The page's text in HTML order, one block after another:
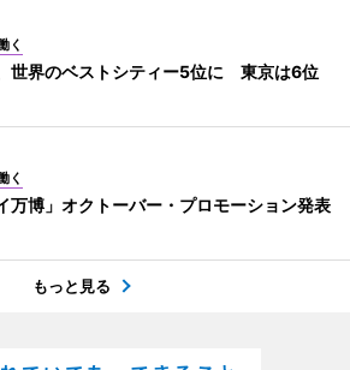
く
世界のベストシティー5位に 東京は6位
く
万博」オクトーバー・プロモーション発表
もっと見る